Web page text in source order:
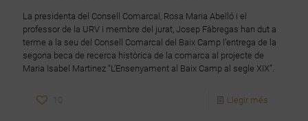
La presidenta del Consell Comarcal, Rosa Maria Abelló i el
professor de la URV i membre del jurat, Josep Fàbregas han dut a
terme a la seu del Consell Comarcal del Baix Camp l’entrega de la
segona beca de recerca històrica de la comarca al projecte de
Maria Isabel Martinez “L’Ensenyament al Baix Camp al segle XIX”.
10 Llegir més